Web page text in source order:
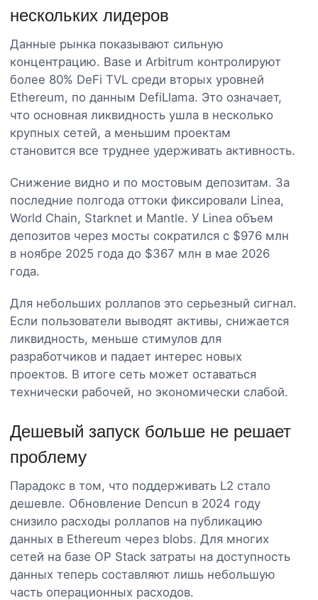
нескольких лидеров
Данные рынка показывают сильную
концентрацию. Base и Arbitrum контролируют
более 80% DeFi TVL среди вторых уровней
Ethereum, по данным DefiLlama. Это означает,
что основная ликвидность ушла в несколько
крупных сетей, а меньшим проектам
становится все труднее удерживать активность.
Снижение видно и по мостовым депозитам. За
последние полгода оттоки фиксировали Linea,
World Chain, Starknet и Mantle. У Linea объем
депозитов через мосты сократился с $976 млн
в ноябре 2025 года до $367 млн в мае 2026
года.
Для небольших роллапов это серьезный сигнал.
Если пользователи выводят активы, снижается
ликвидность, меньше стимулов для
разработчиков и падает интерес новых
проектов. В итоге сеть может оставаться
технически рабочей, но экономически слабой.
Дешевый запуск больше не решает
проблему
Парадокс в том, что поддерживать L2 стало
дешевле. Обновление Dencun в 2024 году
снизило расходы роллапов на публикацию
данных в Ethereum через blobs. Для многих
сетей на базе OP Stack затраты на доступность
данных теперь составляют лишь небольшую
часть операционных расходов.